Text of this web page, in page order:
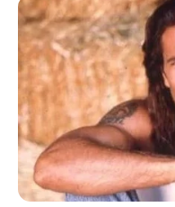
Anti Mainstream,
Membawa Barang
Versi Warga